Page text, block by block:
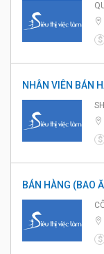
$
NHÂN VIÊN BÁN
$
BÁN HÀNG (BAO
$